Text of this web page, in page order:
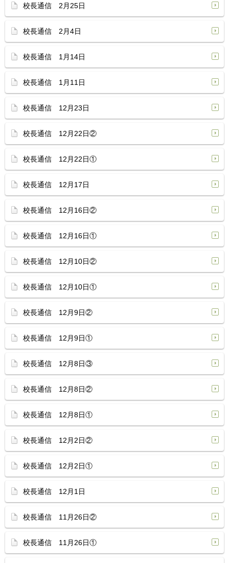
校長通信 2月25日
校長通信 2月4日
校長通信 1月14日
校長通信 1月11日
校長通信 12月23日
校長通信 12月22日②
校長通信 12月22日①
校長通信 12月17日
校長通信 12月16日②
校長通信 12月16日①
校長通信 12月10日②
校長通信 12月10日①
校長通信 12月9日②
校長通信 12月9日①
校長通信 12月8日③
校長通信 12月8日②
校長通信 12月8日①
校長通信 12月2日②
校長通信 12月2日①
校長通信 12月1日
校長通信 11月26日②
校長通信 11月26日①